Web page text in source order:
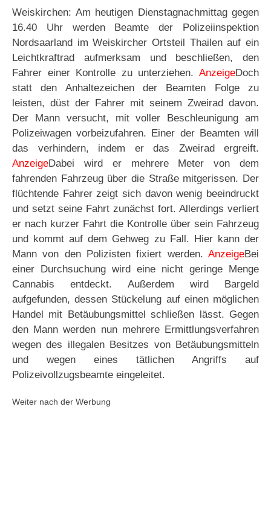
Weiskirchen: Am heutigen Dienstagnachmittag gegen
16.40 Uhr werden Beamte der Polizeiinspektion
Nordsaarland im Weiskircher Ortsteil Thailen auf ein
Leichtkraftrad aufmerksam und beschließen, den
Fahrer einer Kontrolle zu unterziehen. AnzeigeDoch
statt den Anhaltezeichen der Beamten Folge zu
leisten, düst der Fahrer mit seinem Zweirad davon.
Der Mann versucht, mit voller Beschleunigung am
Polizeiwagen vorbeizufahren. Einer der Beamten will
das verhindern, indem er das Zweirad ergreift.
AnzeigeDabei wird er mehrere Meter von dem
fahrenden Fahrzeug über die Straße mitgerissen. Der
flüchtende Fahrer zeigt sich davon wenig beeindruckt
und setzt seine Fahrt zunächst fort. Allerdings verliert
er nach kurzer Fahrt die Kontrolle über sein Fahrzeug
und kommt auf dem Gehweg zu Fall. Hier kann der
Mann von den Polizisten fixiert werden. AnzeigeBei
einer Durchsuchung wird eine nicht geringe Menge
Cannabis entdeckt. Außerdem wird Bargeld
aufgefunden, dessen Stückelung auf einen möglichen
Handel mit Betäubungsmittel schließen lässt. Gegen
den Mann werden nun mehrere Ermittlungsverfahren
wegen des illegalen Besitzes von Betäubungsmitteln
und wegen eines tätlichen Angriffs auf
Polizeivollzugsbeamte eingeleitet.
Weiter nach der Werbung